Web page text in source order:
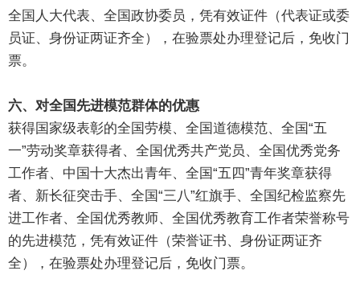
全国人大代表、全国政协委员，凭有效证件（代表证或委
员证、身份证两证齐全），在验票处办理登记后，免收门
票。
六、对全国先进模范群体的优惠
获得国家级表彰的全国劳模、全国道德模范、全国“五
一”劳动奖章获得者、全国优秀共产党员、全国优秀党务
工作者、中国十大杰出青年、全国“五四”青年奖章获得
者、新长征突击手、全国“三八”红旗手、全国纪检监察先
进工作者、全国优秀教师、全国优秀教育工作者荣誉称号
的先进模范，凭有效证件（荣誉证书、身份证两证齐
全），在验票处办理登记后，免收门票。